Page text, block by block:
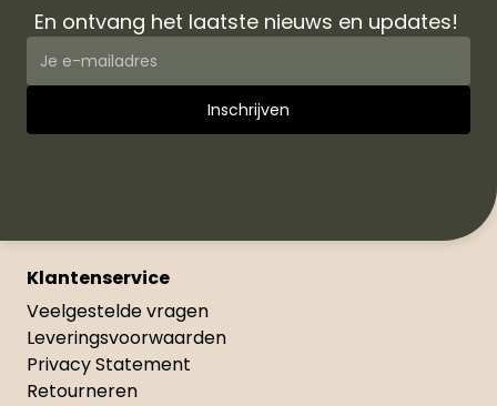
En ontvang het laatste nieuws en updates!
Klantenservice
Veelgestelde vragen
Leveringsvoorwaarden
Privacy Statement
Retourneren